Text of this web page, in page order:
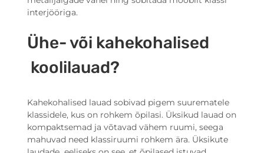
interjööriga.
Ühe- või kahekohalised
koolilauad?
Kahekohalised lauad sobivad pigem suurematele
klassidele, kus on rohkem õpilasi. Üksikud lauad on
kompaktsemad ja võtavad vähem ruumi, seega
mahuvad need klassiruumi rohkem ära. Üksikute